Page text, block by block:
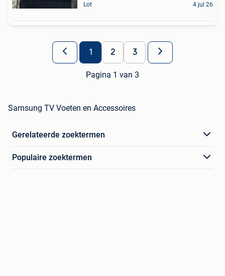
Lot 4 jul 26
1 2 3
Pagina 1 van 3
Samsung TV Voeten en Accessoires
Gerelateerde zoektermen
Populaire zoektermen